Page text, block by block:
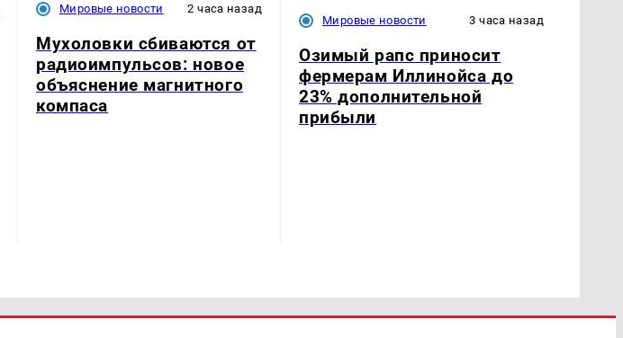
Мировые новости 2 часа назад
Мухоловки сбиваются от
радиоимпульсов: новое
объяснение магнитного
компаса
Мировые новости 3 часа назад
Озимый рапс приносит
фермерам Иллинойса до
23% дополнительной
прибыли